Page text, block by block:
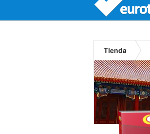
Tienda